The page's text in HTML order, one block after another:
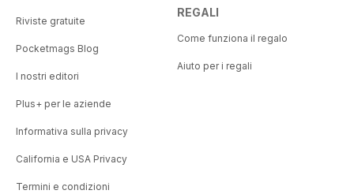
Riviste gratuite
Pocketmags Blog
I nostri editori
Plus+ per le aziende
Informativa sulla privacy
California e USA Privacy
Termini e condizioni
REGALI
Come funziona il regalo
Aiuto per i regali